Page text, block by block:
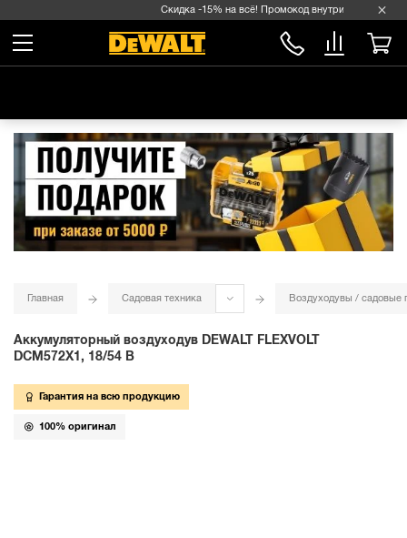
Скидка -15% на всё! Промокод внутри →
Главная Садовая техника Воздуходувы / садовые
Аккумуляторный воздуходув DEWALT FLEXVOLT
DCM572X1, 18/54 В
Гарантия на всю продукцию
100% оригинал